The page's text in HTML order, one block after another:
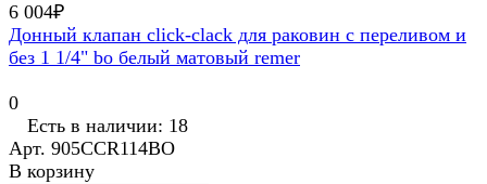
6 004₽
Донный клапан click-clack для раковин с переливом и
без 1 1/4" bo белый матовый remer
0
Есть в наличии: 18
Арт. 905CCR114BO
В корзину